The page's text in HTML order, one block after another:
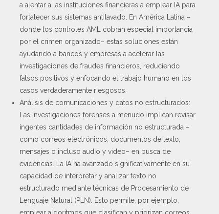
a alentar a las instituciones financieras a emplear IA para
fortalecer sus sistemas antilavado. En América Latina –
donde los controles AML cobran especial importancia
por el crimen organizado– estas soluciones están
ayudando a bancos y empresas a acelerar las
investigaciones de fraudes financieros, reduciendo
falsos positivos y enfocando el trabajo humano en los
casos verdaderamente riesgosos.
Análisis de comunicaciones y datos no estructurados:
Las investigaciones forenses a menudo implican revisar
ingentes cantidades de información no estructurada –
como correos electrónicos, documentos de texto,
mensajes o incluso audio y video– en busca de
evidencias. La IA ha avanzado significativamente en su
capacidad de interpretar y analizar texto no
estructurado mediante técnicas de Procesamiento de
Lenguaje Natural (PLN). Esto permite, por ejemplo,
emplear algoritmos que clasifican y priorizan correos